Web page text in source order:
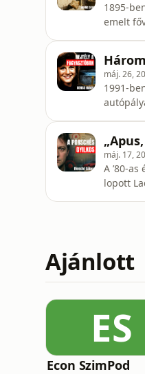
1895-
emelt
máj. 26,
1991-
Web:
máj. 17,
A ’80-
lopott
Ajánlott
ES
Econ SzimPod